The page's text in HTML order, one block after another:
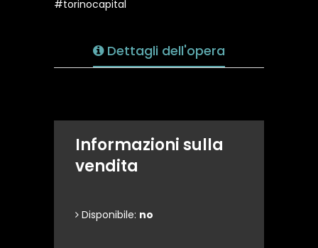
#torinocapital
Dettagli dell'opera
Informazioni sulla
vendita
Disponibile: no